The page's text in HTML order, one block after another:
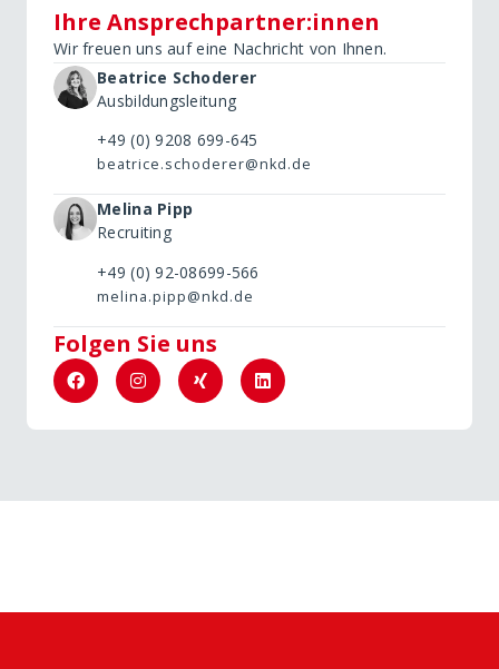
Ihre Ansprechpartner:innen
Wir freuen uns auf eine Nachricht von Ihnen.
Beatrice Schoderer
Ausbildungsleitung
+49 (0) 9208 699-645
beatrice.schoderer@nkd.de
Melina Pipp
Recruiting
+49 (0) 92-08699-566
melina.pipp@nkd.de
Folgen Sie uns